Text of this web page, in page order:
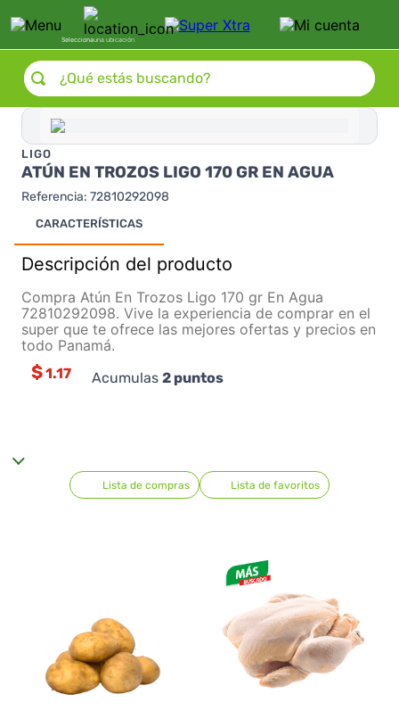
Seleccionauna ubicación
¿Qué estás buscando?
LIGO
ATÚN EN TROZOS LIGO 170 GR EN AGUA
Referencia: 72810292098
CARACTERÍSTICAS
Descripción del producto
Compra Atún En Trozos Ligo 170 gr En Agua
72810292098. Vive la experiencia de comprar en el
super que te ofrece las mejores ofertas y precios en
todo Panamá.
$1.17 Acumulas 2puntos
Lista de compras Lista de favoritos